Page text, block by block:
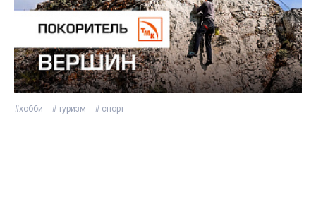
#хобби # туризм # спорт